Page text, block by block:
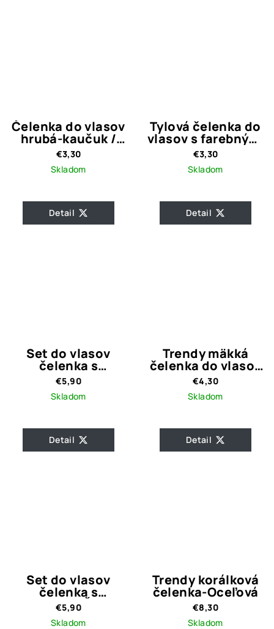
Čelenka do vlasov
hrubá-kaučuk /
čierna
€3,30
Skladom
Detail
Tylová čelenka do
vlasov s farebnými
bambulkami-
Ružová
€3,30
Skladom
Detail
Set do vlasov
čelenka s
gumičkou / Modrá
s bodkami
€5,90
Skladom
Detail
Trendy mäkká
čelenka do vlasov
/ tyrkysová
€4,30
Skladom
Detail
Set do vlasov
čelenka s
gumičkou / Žltá so
zlatými bodkami
€5,90
Skladom
Trendy korálková
čelenka-Oceľová
€8,30
Skladom